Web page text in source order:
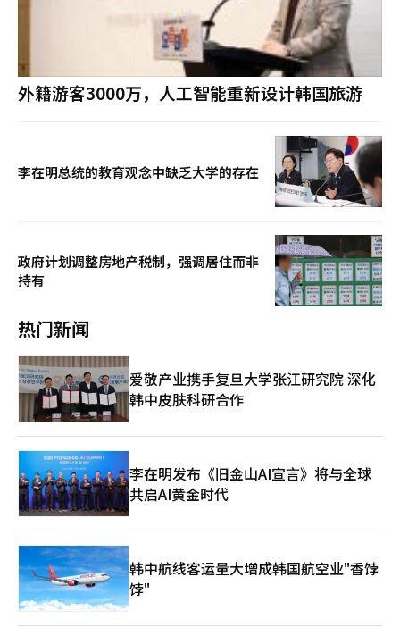
外籍游客3000万，人工智能重新设计韩国旅游
李在明总统的教育观念中缺乏大学的存在
政府计划调整房地产税制，强调居住而非
持有
热门新闻
爱敬产业携手复旦大学张江研究院 深化
韩中皮肤科研合作
李在明发布《旧金山AI宣言》将与全球
共启AI黄金时代
韩中航线客运量大增成韩国航空业"香饽
饽"